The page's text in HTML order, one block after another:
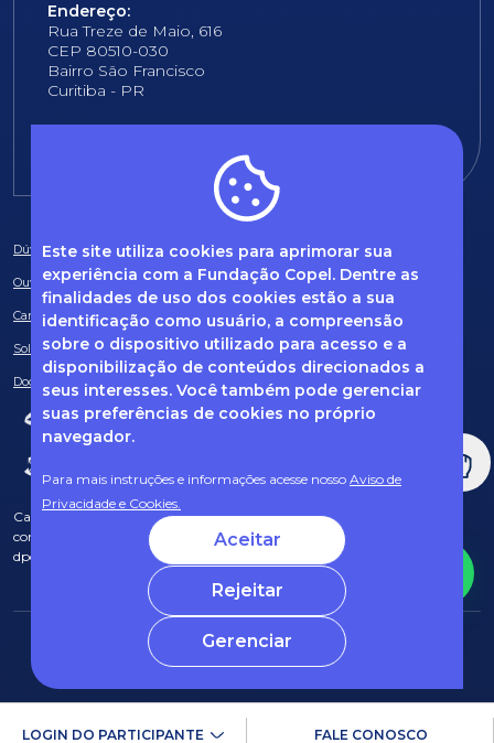
LOGIN DO PARTICIPANTE FALE CONOSCO
Este site utiliza cookies para aprimorar sua
experiência com a Fundação Copel. Dentre as
finalidades de uso dos cookies estão a sua
identificação como usuário, a compreensão
sobre o dispositivo utilizado para acesso e a
disponibilização de conteúdos direcionados a
seus interesses. Você também pode gerenciar
suas preferências de cookies no próprio
navegador.
Para mais instruções e informações acesse nosso Aviso de
Privacidade e Cookies.
Aceitar
Rejeitar
Gerenciar
Endereço:
Rua Treze de Maio, 616
CEP 80510-030
Bairro São Francisco
Curitiba - PR
Dúvidas frequentes
Ouvidoria
Canal de Denúncias
Solicitação de informações
Documentos obrigatórios
Caso tenha dúvidas sobre Privacidade de Dados e LGPD, entre em
contato com o nosso DPO (encarregado de dados) via e-mail:
dpo@fcopel.org.br
© 2025 Fundação Copel Todos os direitos reservados